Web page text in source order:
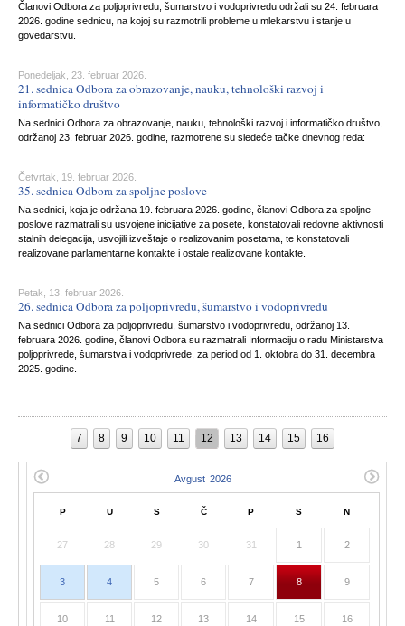
Članovi Odbora za poljoprivredu, šumarstvo i vodoprivredu održali su 24. februara
2026. godine sednicu, na kojoj su razmotrili probleme u mlekarstvu i stanje u
govedarstvu.
Ponedeljak, 23. februar 2026.
21. sednica Odbora za obrazovanje, nauku, tehnološki razvoj i
informatičko društvo
Na sednici Odbora za obrazovanje, nauku, tehnološki razvoj i informatičko društvo,
održanoj 23. februar 2026. godine, razmotrene su sledeće tačke dnevnog reda:
Četvrtak, 19. februar 2026.
35. sednica Odbora za spoljne poslove
Na sednici, koja je održana 19. februara 2026. godine, članovi Odbora za spoljne
poslove razmatrali su usvojene inicijative za posete, konstatovali redovne aktivnosti
stalnih delegacija, usvojili izveštaje o realizovanim posetama, te konstatovali
realizovane parlamentarne kontakte i ostale realizovane kontakte.
Petak, 13. februar 2026.
26. sednica Odbora za poljoprivredu, šumarstvo i vodoprivredu
Na sednici Odbora za poljoprivredu, šumarstvo i vodoprivredu, održanoj 13.
februara 2026. godine, članovi Odbora su razmatrali Informaciju o radu Ministarstva
poljoprivrede, šumarstva i vodoprivrede, za period od 1. oktobra do 31. decembra
2025. godine.
7 8 9 10 11 12 13 14 15 16
P U S Č P S N
27 28 29 30 31 1 2
3 4 5 6 7 8 9
10 11 12 13 14 15 16